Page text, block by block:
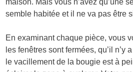
maison. Mais vous n’avez qu’une
semble habitée et il ne va pas être
En examinant chaque pièce, vous
les fenêtres sont fermées, qu’il n’y
le vacillement de la bougie est à